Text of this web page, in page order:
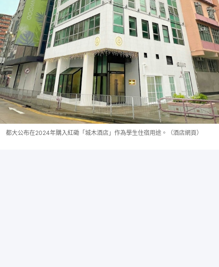
都大公布在2024年購入紅磡「城木酒店」作為學生住宿用途。（酒店網頁）